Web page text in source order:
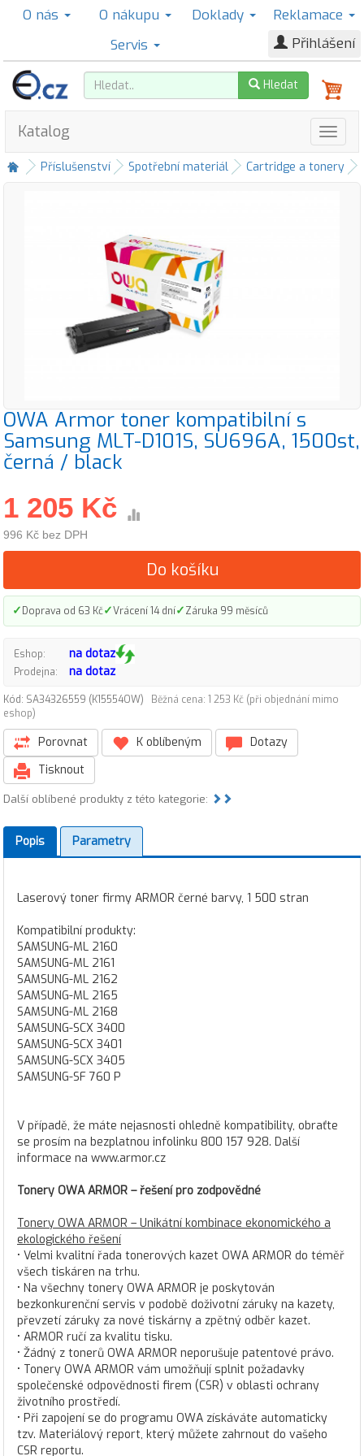
O nás O nákupu Doklady
Reklamace
Servis
Přihlášení
Hledat
Katalog
Příslušenství Spotřební materiál Cartridge a tonery
OWA Armor toner kompatibilní s
Samsung MLT-D101S, SU696A, 1500st,
černá / black
1 205 Kč
996 Kč bez DPH
Do košíku
✓Doprava od 63 Kč✓Vrácení 14 dní✓Záruka 99 měsíců
Eshop: na dotaz
Prodejna: na dotaz
Kód: SA34326559 (K15554OW)
Běžná cena: 1 253 Kč (při objednání mimo
eshop)
Porovnat K oblíbeným
Dotazy
Tisknout
Další oblíbené produkty z této kategorie:
Popis Parametry
Laserový toner firmy ARMOR černé barvy, 1 500 stran
Kompatibilní produkty:
SAMSUNG-ML 2160
SAMSUNG-ML 2161
SAMSUNG-ML 2162
SAMSUNG-ML 2165
SAMSUNG-ML 2168
SAMSUNG-SCX 3400
SAMSUNG-SCX 3401
SAMSUNG-SCX 3405
SAMSUNG-SF 760 P
V případě, že máte nejasnosti ohledně kompatibility, obraťte
se prosím na bezplatnou infolinku 800 157 928. Další
informace na www.armor.cz
Tonery OWA ARMOR – řešení pro zodpovědné
Tonery OWA ARMOR – Unikátní kombinace ekonomického a
ekologického řešení
• Velmi kvalitní řada tonerových kazet OWA ARMOR do téměř
všech tiskáren na trhu.
• Na všechny tonery OWA ARMOR je poskytován
bezkonkurenční servis v podobě doživotní záruky na kazety,
převzetí záruky za nové tiskárny a zpětný odběr kazet.
• ARMOR ručí za kvalitu tisku.
• Žádný z tonerů OWA ARMOR neporušuje patentové právo.
• Tonery OWA ARMOR vám umožňují splnit požadavky
společenské odpovědnosti firem (CSR) v oblasti ochrany
životního prostředí.
• Při zapojení se do programu OWA získáváte automaticky
tzv. Materiálový report, který můžete zahrnout do vašeho
CSR reportu.